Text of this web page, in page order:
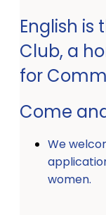
English
Club, a
for
Come
We
women.